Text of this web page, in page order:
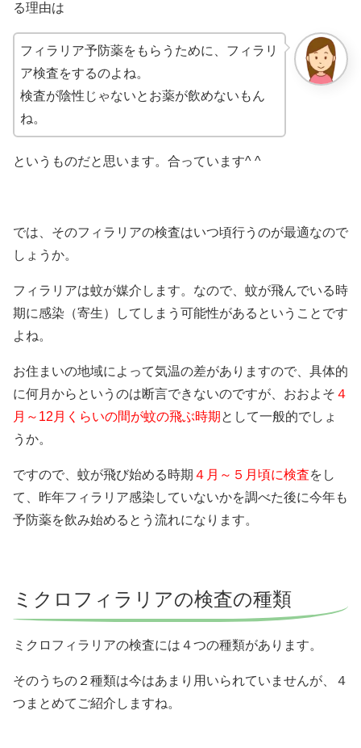
る理由は
フィラリア予防薬をもらうために、フィラリ
ア検査をするのよね。
検査が陰性じゃないとお薬が飲めないもん
ね。
というものだと思います。合っています^ ^
では、そのフィラリアの検査はいつ頃行うのが最適なので
しょうか。
フィラリアは蚊が媒介します。なので、蚊が飛んでいる時
期に感染（寄生）してしまう可能性があるということです
よね。
お住まいの地域によって気温の差がありますので、具体的
に何月からというのは断言できないのですが、おおよそ ４
月～12月くらいの間が蚊の飛ぶ時期 として一般的でしょ
うか。
ですので、蚊が飛び始める時期 ４月～５月頃に検査をし
て、昨年フィラリア感染していないかを調べた後に今年も
予防薬を飲み始めるとう流れになります。
ミクロフィラリアの検査の種類
ミクロフィラリアの検査には４つの種類があります。
そのうちの２種類は今はあまり用いられていませんが、４
つまとめてご紹介しますね。